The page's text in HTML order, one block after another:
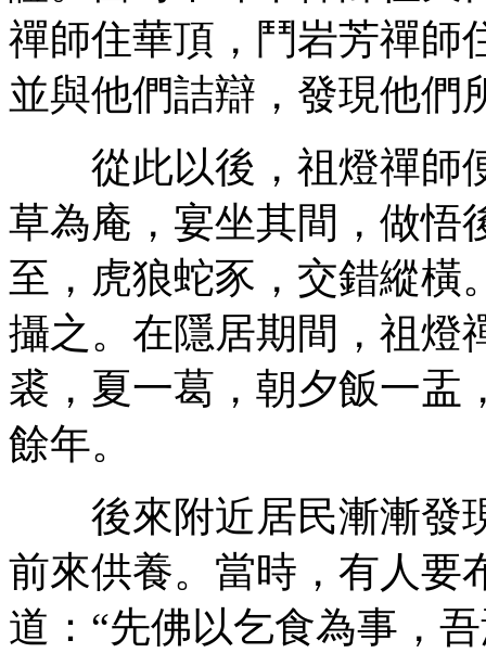
禪師住華頂，鬥岩芳禪師
並與他們詰辯，發現他們
從此以後，祖燈禪師
草為庵，宴坐其間，做悟
至，虎狼蛇豕，交錯縱橫
攝之。在隱居期間，祖燈
裘，夏一葛，朝夕飯一盂
餘年。
後來附近居民漸漸發
前來供養。當時，有人要
道：“先佛以乞食為事，